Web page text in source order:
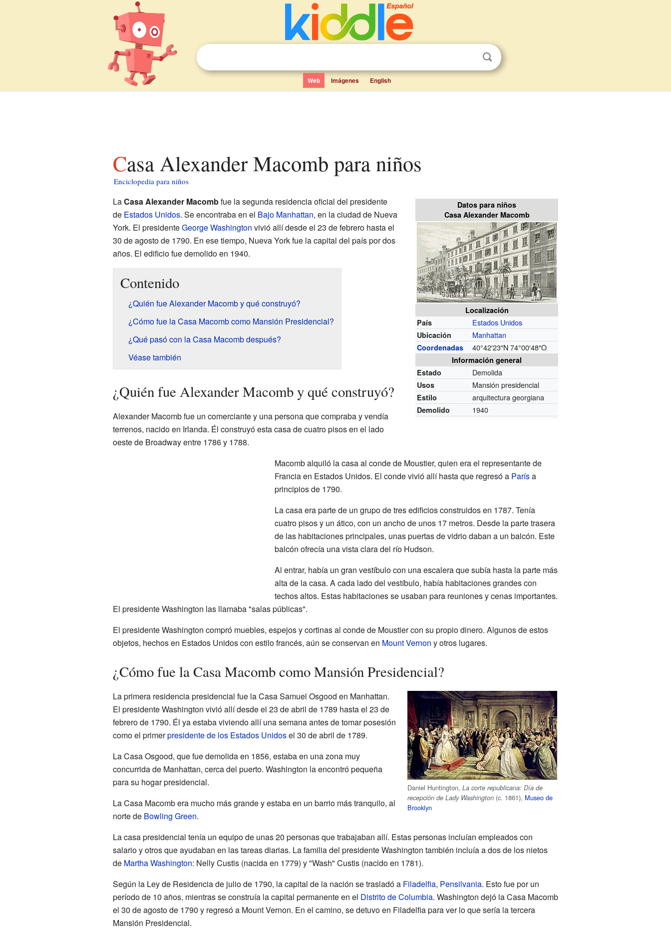
Web Imágenes English
Casa Alexander Macomb para niños
Enciclopedia para niños
Datos para niños
Casa Alexander Macomb
Localización
País
Estados Unidos
Ubicación Manhattan
Coordenadas 40°42′23″N 74°00′48″O
Información general
Estado
Demolida
Usos Mansión presidencial
Estilo arquitectura georgiana
Demolido 1940
LaCasa Alexander Macombfue la segunda residencia oficial del presidente
de Estados Unidos. Se encontraba en el Bajo Manhattan, en la ciudad de Nueva
York. El presidenteGeorge Washington vivió allí desde el 23 de febrero hasta el
30 de agosto de 1790. En ese tiempo, Nueva York fue la capital del país por dos
años. El edificio fue demolido en 1940.
Contenido
¿Quién fue Alexander Macomb y qué construyó?
¿Cómo fue la Casa Macomb como Mansión Presidencial?
¿Qué pasó con la Casa Macomb después?
Véase también
¿Quién fue Alexander Macomb y qué construyó?
Alexander Macomb fue un comerciante y una persona que compraba y vendía
terrenos, nacido en Irlanda. Él construyó esta casa de cuatro pisos en el lado
oeste de Broadway entre 1786 y 1788.
Macomb alquiló la casa al conde de Moustier, quien era el representante de
Francia en Estados Unidos. El conde vivió allí hasta que regresó a Parísa
principios de 1790.
La casa era parte de un grupo de tres edificios construidos en 1787. Tenía
cuatro pisos y un ático, con un ancho de unos 17 metros. Desde la parte trasera
de las habitaciones principales, unas puertas de vidrio daban a un balcón. Este
balcón ofrecía una vista clara del río Hudson.
Al entrar, había un gran vestíbulo con una escalera que subía hasta la parte más
alta de la casa. A cada lado del vestíbulo, había habitaciones grandes con
techos altos. Estas habitaciones se usaban para reuniones y cenas importantes.
El presidente Washington las llamaba "salas públicas".
El presidente Washington compró muebles, espejos y cortinas al conde de Moustier con su propio dinero. Algunos de estos
objetos, hechos en Estados Unidos con estilo francés, aún se conservan en Mount Vernon y otros lugares.
¿Cómo fue la Casa Macomb como Mansión Presidencial?
Daniel Huntington,La corte republicana: Día de
recepción de Lady Washington (c. 1861), Museo de
Brooklyn
La primera residencia presidencial fue la Casa Samuel Osgood en Manhattan.
El presidente Washington vivió allí desde el 23 de abril de 1789 hasta el 23 de
febrero de 1790. Él ya estaba viviendo allí una semana antes de tomar posesión
como el primerpresidente de los Estados Unidosel 30 de abril de 1789.
La Casa Osgood, que fue demolida en 1856, estaba en una zona muy
concurrida de Manhattan, cerca del puerto. Washington la encontró pequeña
para su hogar presidencial.
La Casa Macomb era mucho más grande y estaba en un barrio más tranquilo, al
norte de Bowling Green.
La casa presidencial tenía un equipo de unas 20 personas que trabajaban allí. Estas personas incluían empleados con
salario y otros que ayudaban en las tareas diarias. La familia del presidente Washington también incluía a dos de los nietos
de Martha Washington: Nelly Custis (nacida en 1779) y "Wash" Custis (nacido en 1781).
Según la Ley de Residencia de julio de 1790, la capital de la nación se trasladó a Filadelfia, Pensilvania. Esto fue por un
período de 10 años, mientras se construía la capital permanente en el Distrito de Columbia. Washington dejó la Casa Macomb
el 30 de agosto de 1790 y regresó a Mount Vernon. En el camino, se detuvo en Filadelfia para ver lo que sería la tercera
Mansión Presidencial.